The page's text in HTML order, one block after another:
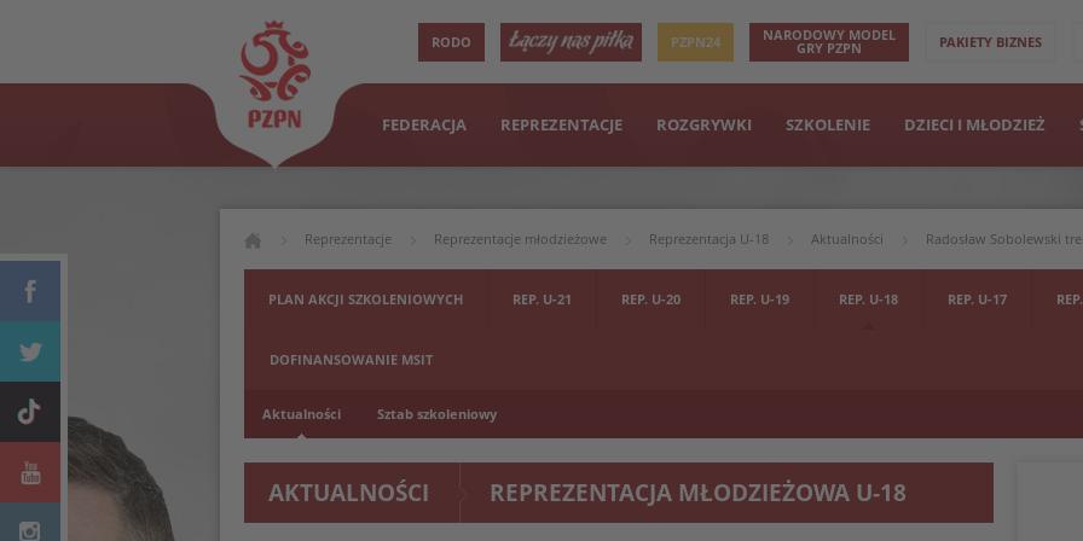
RODO PZPN24 NARODOWY MODEL
GRY PZPN PAKIETY BIZNES
FEDERACJA REPREZENTACJE ROZGRYWKI SZKOLENIE DZIECI I MŁODZIEŻ
Reprezentacje Reprezentacje młodzieżowe Reprezentacja U-18 Aktualności Radosław Sobolewski
PLAN AKCJI SZKOLENIOWYCH REP. U-21 REP. U-20 REP. U-19 REP. U-18 REP. U-17
DOFINANSOWANIE MSIT
Aktualności Sztab szkoleniowy
AKTUALNOŚCI REPREZENTACJA MŁODZIEŻOWA U-18